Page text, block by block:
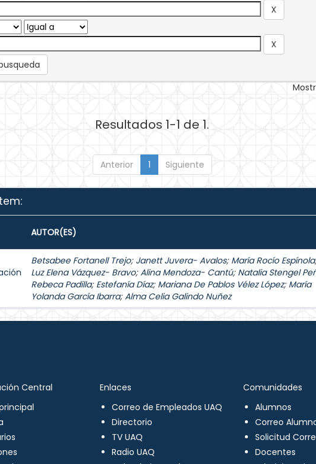
Resultados 1-1 de 1.
Anterior 1 Siguiente
AUTOR(ES)
Betsabee Fortanell Trejo; Janett Juvera- Avalos; María Rocío Espínola
Luz Elena Vázquez- Bravo;Alina Mendoza- Cantú; Natalia Stengel
Rebeca Padilla; Estefanía Díaz; Mariana De Pablos Vélez López; María
Yolanda García Ibarra;Alma Celia Galindo Nuñez
Central
Enlaces
Correo de Empleados UAQ
Directorio
TV UAQ
Radio UAQ
Comunidades
Alumnos
Correo
Solicitud
Docentes